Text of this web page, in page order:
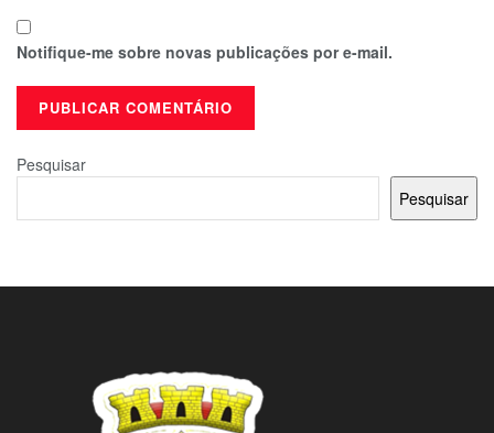
Notifique-me sobre novas publicações por e-mail.
Pesquisar
Pesquisar